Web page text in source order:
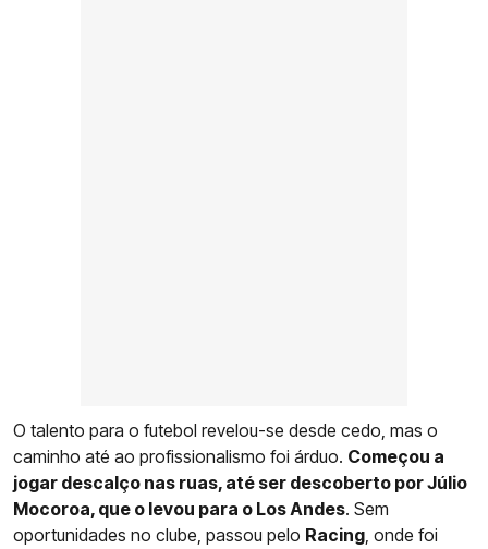
O talento para o futebol revelou-se desde cedo, mas o
caminho até ao profissionalismo foi árduo. Começou a
jogar descalço nas ruas, até ser descoberto por Júlio
Mocoroa, que o levou para o Los Andes. Sem
oportunidades no clube, passou pelo Racing, onde foi